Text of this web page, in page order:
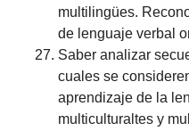
multilingües.
de lenguaje verbal
Saber analizar
cuales se
aprendizaje de la
multiculturaltes y